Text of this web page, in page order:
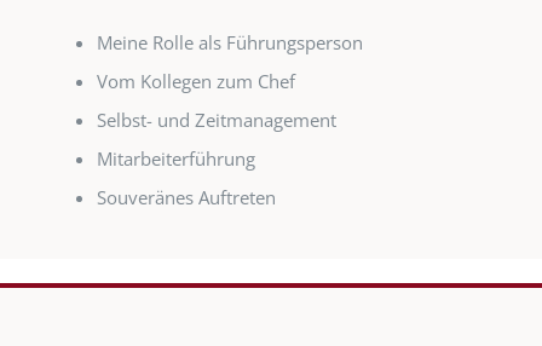
Meine Rolle als Führungsperson
Vom Kollegen zum Chef
Selbst- und Zeitmanagement
Mitarbeiterführung
Souveränes Auftreten